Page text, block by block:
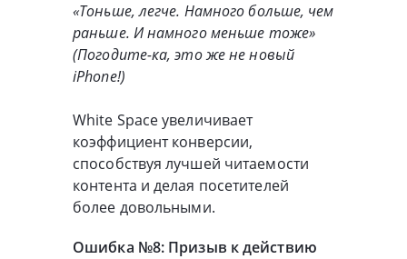
«Тоньше, легче. Намного больше, чем
раньше. И намного меньше тоже»
(Погодите-ка, это же не новый
iPhone!)
White Space увеличивает
коэффициент конверсии,
способствуя лучшей читаемости
контента и делая посетителей
более довольными.
Ошибка №8: Призыв к действию